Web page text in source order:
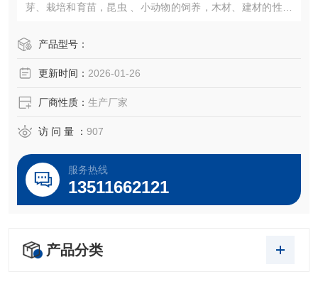
芽、栽培和育苗，昆虫 、小动物的饲养，木材、建材的性能
制）。产品型号：
更新时间： 2026-01-26
厂商性质： 生产厂家
访 问 量 ： 907
服务热线
13511662121
产品分类